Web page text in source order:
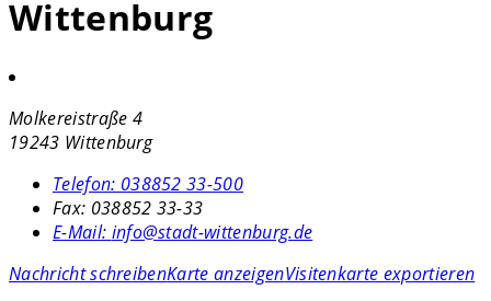
Wittenburg
Molkereistraße 4
19243 Wittenburg
Telefon: 038852 33-500
Fax: 038852 33-33
E-Mail: info@stadt-wittenburg.de
Nachricht schreibenKarte anzeigenVisitenkarte exportieren